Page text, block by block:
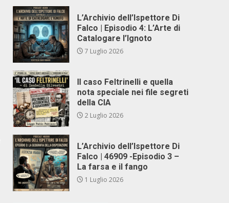
L’Archivio dell’Ispettore Di
Falco | Episodio 4: L’Arte di
Catalogare l’Ignoto
7 Luglio 2026
Il caso Feltrinelli e quella
nota speciale nei file segreti
della CIA
2 Luglio 2026
L’Archivio dell’Ispettore Di
Falco | 46909 -Episodio 3 –
La farsa e il fango
1 Luglio 2026